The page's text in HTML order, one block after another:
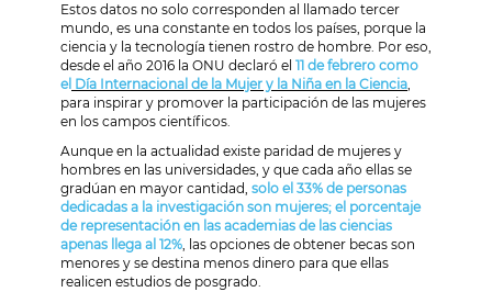
Estos datos no solo corresponden al llamado tercer
mundo, es una constante en todos los países, porque la
ciencia y la tecnología tienen rostro de hombre. Por eso,
desde el año 2016 la ONU declaró el 11 de febrero como
el Día Internacional de la Mujer y la Niña en la Ciencia,
para inspirar y promover la participación de las mujeres
en los campos científicos.
Aunque en la actualidad existe paridad de mujeres y
hombres en las universidades, y que cada año ellas se
gradúan en mayor cantidad, solo el 33% de personas
dedicadas a la investigación son mujeres; el porcentaje
de representación en las academias de las ciencias
apenas llega al 12%, las opciones de obtener becas son
menores y se destina menos dinero para que ellas
realicen estudios de posgrado.